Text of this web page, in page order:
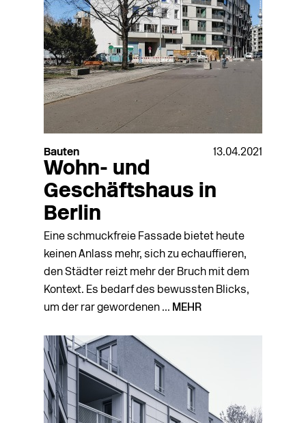
Bauten 13.04.2021
Wohn- und
Geschäftshaus in
Berlin
Eine schmuckfreie Fassade bietet heute
keinen Anlass mehr, sich zu echauffieren,
den Städter reizt mehr der Bruch mit dem
Kontext. Es bedarf des bewussten Blicks,
um der rar gewordenen ... MEHR